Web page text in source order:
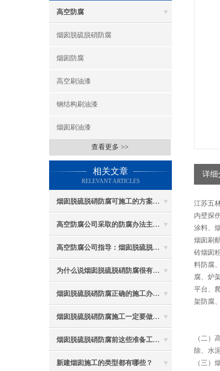
高空防腐
烟囱脱硫脱硝防腐
烟囱防腐
高空刷油漆
钢结构刷油漆
烟囱刷油漆
查看更多 >>
相关文章
RELEVANT ARTICLES
烟囱脱硫脱硝防腐可施工的方案都有哪些？
高空防腐公司采取的防腐办法主要有哪些？
高空防腐公司指导：烟囱脱硫脱硝防腐施工要注意些什么？
为什么说烟囱脱硫脱硝防腐很有必要
烟囱脱硫脱硝防腐正确的施工办法由高空防腐公司说与你听
烟囱脱硫脱硝防腐施工一定要做好防护工作
烟囱脱硫脱硝防腐前这些准备工作要做到位
新建烟囱施工的类型都有哪些？
详细
江苏五
内壁探
涂料、
烟囱刷
砖烟囱
料防腐
腐、炉
平台、
架防腐
（二）
除、水
（三）